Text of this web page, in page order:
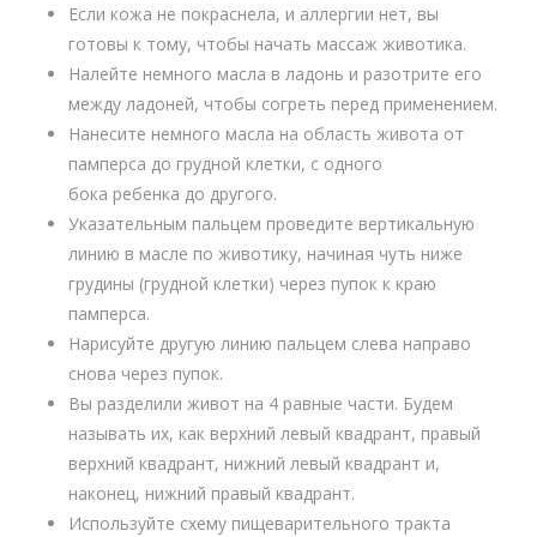
Если кожа не покраснела, и аллергии нет, вы
готовы к тому, чтобы начать массаж животика.
Налейте немного масла в ладонь и разотрите его
между ладоней, чтобы согреть перед применением.
Нанесите немного масла на область живота от
памперса до грудной клетки, с одного
бока ребенка до другого.
Указательным пальцем проведите вертикальную
линию в масле по животику, начиная чуть ниже
грудины (грудной клетки) через пупок к краю
памперса.
Нарисуйте другую линию пальцем слева направо
снова через пупок.
Вы разделили живот на 4 равные части. Будем
называть их, как верхний левый квадрант, правый
верхний квадрант, нижний левый квадрант и,
наконец, нижний правый квадрант.
Используйте схему пищеварительного тракта